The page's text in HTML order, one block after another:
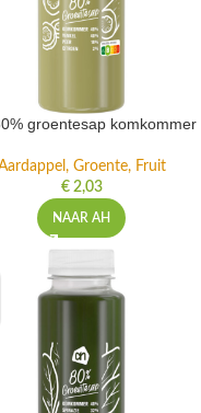
groentesap komkommer
Groente, Fruit
€2,03
NAAR AH